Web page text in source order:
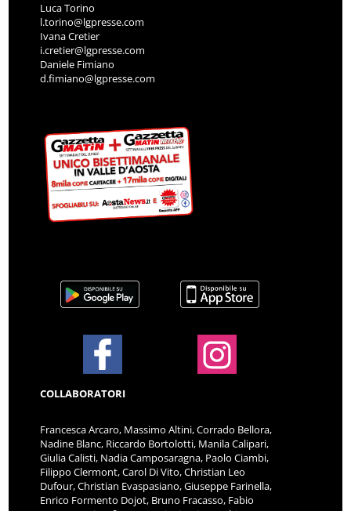
Luca Torino
l.torino@lgpresse.com
Ivana Cretier
i.cretier@lgpresse.com
Daniele Fimiano
d.fimiano@lgpresse.com
COLLABORATORI
Francesca Arcaro, Massimo Altini, Corrado Bellora,
Nadine Blanc, Riccardo Bortolotti, Manila Calipari,
Giulia Calisti, Nadia Camposaragna, Paolo Ciambi,
Filippo Clermont, Carol Di Vito, Christian Leo
Dufour, Christian Evaspasiano, Giuseppe Farinella,
Enrico Formento Dojot, Bruno Fracasso, Fabio